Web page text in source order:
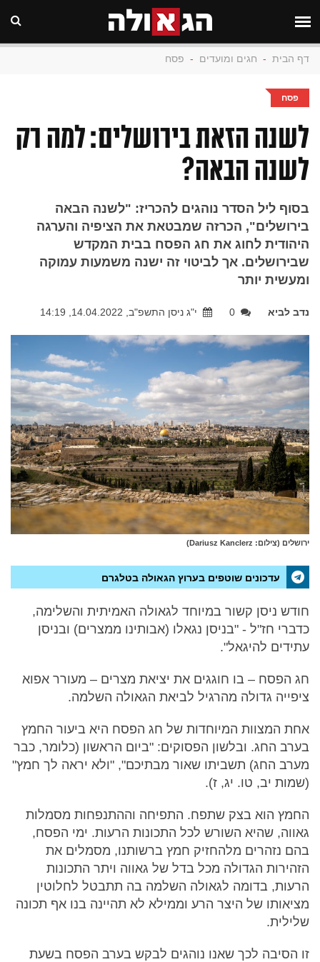
דף הבית - חגים ומועדים - פסח
פסח
לשנה הזאת בירושלים: למה רק
לשנה הבאה?
בסוף ליל הסדר נוהגים להכריז: "לשנה הבאה
בירושלים", הכרזה שמבטאת את הציפיה והערגה
היהודית לחוג את חג הפסח בבית המקדש
שבירושלים. אך לביטוי זה ישנה משמעות עמוקה
ומעשית יותר
נדב לביא 0 י"ג ניסן התשפ"ב, 14.04.2022, 14:19
ירושלים (צילום: Dariusz Kanclerz)
עדכונים שוטפים בערוץ הגאולה בטלגרם
חודש ניסן קשור במיוחד לגאולה האמיתית והשלימה,
כדברי חז"ל - "בניסן נגאלו (אבותינו ממצרים) ובניסן
עתידים להיגאל".
חג הפסח – בו חוגגים את יציאת מצרים – מעורר אפוא
ציפייה גדולה מהרגיל לביאת הגאולה השלמה.
אחת המצוות המיוחדות של חג הפסח היא ביעור החמץ
בערב החג. ובלשון הפסוקים: "ביום הראשון (כלומר, כבר
מערב החג) תשביתו שאור מבתיכם", "ולא יראה לך חמץ"
(שמות יב, טו. יג, ז).
החמץ הוא בצק שתפח. התפיחה וההתנפחות מסמלות
גאווה, שהיא השורש לכל התכונות הרעות. ימי הפסח,
בהם נזהרים מלהחזיק חמץ ברשותנו, מסמלים את
הזהירות הגדולה מכל בדל של גאווה ויתר התכונות
הרעות, בדומה לגאולה השלמה בה תתבטל לחלוטין
מציאותו של היצר הרע וממילא לא תהיינה בנו אף תכונה
שלילית.
זו הסיבה לכך שאנו נוהגים לבקש בערב הפסח בשעת